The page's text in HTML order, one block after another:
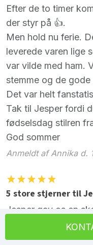
Efter de to timer
der styr på 👍.
Men hold nu ferie.
leverede varen lige
var vilde med ham.
stemme og de
Det var helt
Tak til Jesper fordi
fødselsdag stilren
God sommer
Anmeldt af Annika d.
5 store stjerner til
Jesper gav os en
stemme og fint
Absolut ikke sidste